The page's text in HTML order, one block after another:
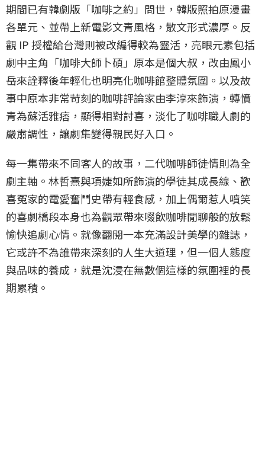
期間已有韓劇版「咖啡之約」問世，韓版照拍原漫畫
各單元、並帶上新電影文青風格，散文形式濃厚。反
觀 IP 授權給台灣則被改編得較為靈活，亮眼元素包括
劇中主角「咖啡大師卜碩」原本是個大叔，改由鳳小
岳來詮釋後年輕化也明亮化咖啡館整體氛圍。以及故
事中原本非常苛刻的咖啡評論家由李淳來飾演，轉憤
青為蘇活雅痞，顯得相對討喜，淡化了咖啡職人劇的
嚴肅調性，讓劇集變得親民好入口。
每一集帶來不同客人的故事，二代咖啡師徒情則為全
劇主軸。林哲熹與項婕如所飾演的學徒其成長線、歡
喜冤家的電愛奮鬥史帶有輕食感，加上偶爾惹人噴笑
的喜劇橋段本身也為觀眾帶來啜飲咖啡閒聊般的放鬆
愉快追劇心情。就像翻閱一本充滿設計美學的雜誌，
它或許不為誰帶來深刻的人生大道理，但一個人態度
與品味的養成，就是沈浸在無數個這樣的氛圍裡的長
期累積。